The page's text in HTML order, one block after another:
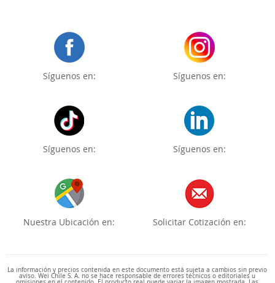
Síguenos en: Síguenos en:
Síguenos en: Síguenos en:
Nuestra Ubicación en: Solicitar Cotización en:
La información y precios contenida en este documento está sujeta a cambios sin previo
aviso. Wei Chile S. A. no se hace responsable de errores técnicos o editoriales u